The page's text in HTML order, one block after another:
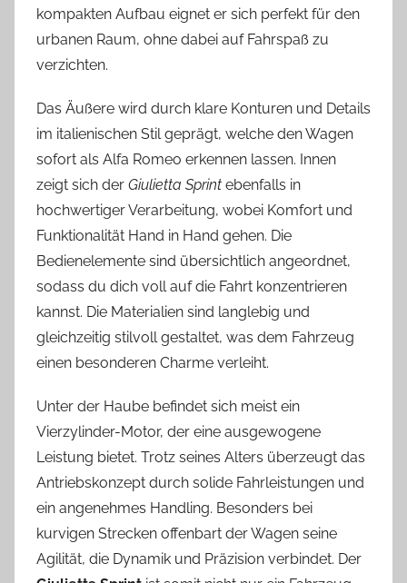
kompakten Aufbau eignet er sich perfekt für den
urbanen Raum, ohne dabei auf Fahrspaß zu
verzichten.
Das Äußere wird durch klare Konturen und Details
im italienischen Stil geprägt, welche den Wagen
sofort als Alfa Romeo erkennen lassen. Innen
zeigt sich der Giulietta Sprint ebenfalls in
hochwertiger Verarbeitung, wobei Komfort und
Funktionalität Hand in Hand gehen. Die
Bedienelemente sind übersichtlich angeordnet,
sodass du dich voll auf die Fahrt konzentrieren
kannst. Die Materialien sind langlebig und
gleichzeitig stilvoll gestaltet, was dem Fahrzeug
einen besonderen Charme verleiht.
Unter der Haube befindet sich meist ein
Vierzylinder-Motor, der eine ausgewogene
Leistung bietet. Trotz seines Alters überzeugt das
Antriebskonzept durch solide Fahrleistungen und
ein angenehmes Handling. Besonders bei
kurvigen Strecken offenbart der Wagen seine
Agilität, die Dynamik und Präzision verbindet. Der